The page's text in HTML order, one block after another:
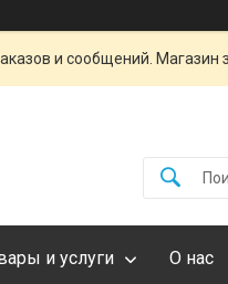
и сообщений. Магазин
и услуги О нас